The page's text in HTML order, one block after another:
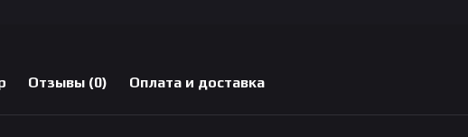
Отзывы (0) Оплата и доставка